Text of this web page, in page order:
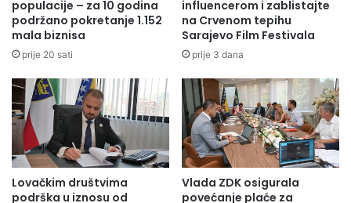
populacije – za 10 godina
podržano pokretanje 1.152
mala biznisa
prije 20 sati
influencerom i zablistajte
na Crvenom tepihu
Sarajevo Film Festivala
prije 3 dana
Lovačkim društvima
podrška u iznosu od
Vlada ZDK osigurala
povećanje plaće za